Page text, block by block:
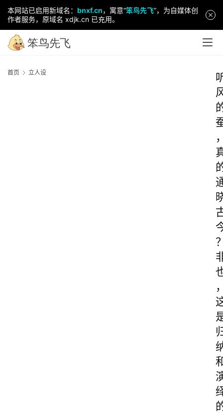
本网站已启用新域名： bnxf.cn，寓意“笨鸟先飞”，为自媒体创
作者服务，原域名 xdjk.cn 已充用。
首页 立人设